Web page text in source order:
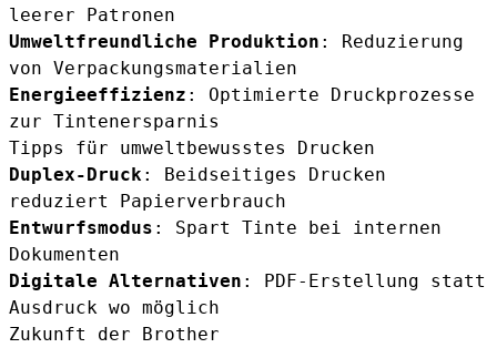
leerer Patronen
Umweltfreundliche Produktion : Reduzierung
von Verpackungsmaterialien
Energieeffizienz : Optimierte Druckprozesse
zur Tintenersparnis
Tipps für umweltbewusstes Drucken
Duplex-Druck : Beidseitiges Drucken
reduziert Papierverbrauch
Entwurfsmodus : Spart Tinte bei internen
Dokumenten
Digitale Alternativen : PDF-Erstellung statt
Ausdruck wo möglich
Zukunft der Brother